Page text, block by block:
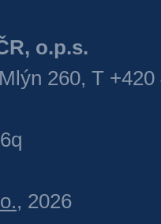
o.p.s.
260, T +420
, 2026